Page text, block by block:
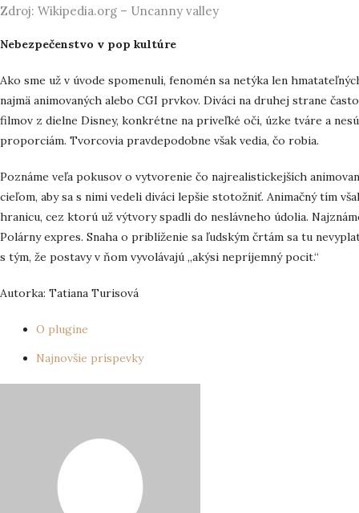
Zdroj: Wikipedia.org – Uncanny valley
Nebezpečenstvo v pop kultúre
Ako sme už v úvode spomenuli, fenomén sa netýka len
najmä animovaných alebo CGI prvkov. Diváci na druhej strane
filmov z dielne Disney, konkrétne na priveľké oči, úzke tváre a
proporciám. Tvorcovia pravdepodobne však vedia, čo robia.
Poznáme veľa pokusov o vytvorenie čo najrealistickejších
cieľom, aby sa s nimi vedeli diváci lepšie stotožniť. Animačný tím
hranicu, cez ktorú už výtvory spadli do neslávneho údolia.
Polárny expres. Snaha o priblíženie sa ľudským črtám sa tu
s tým, že postavy v ňom vyvolávajú „akýsi nepríjemný pocit.“
Autorka: Tatiana Turisová
O plugine
Najnovšie príspevky